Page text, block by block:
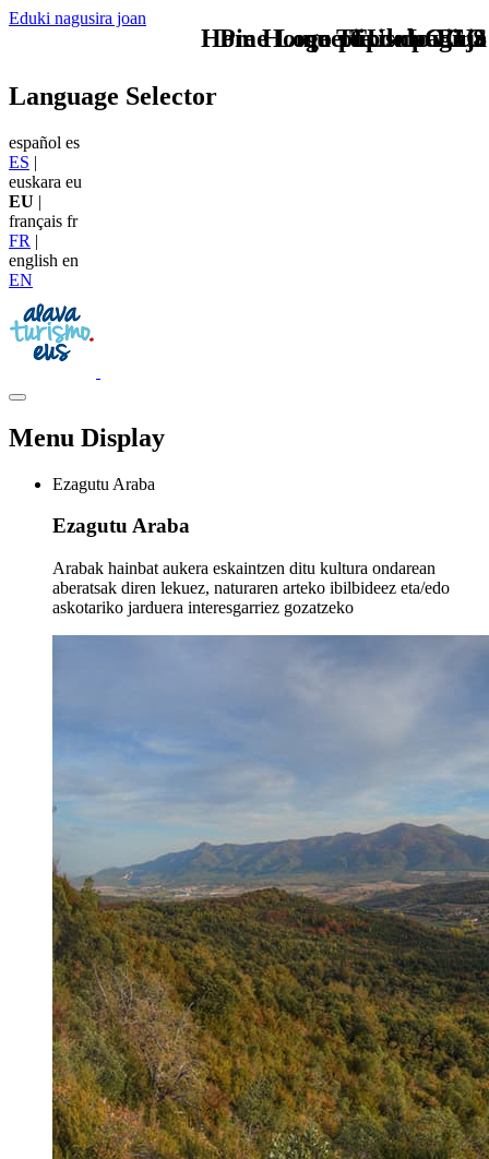
Eduki nagusira joan
TU - LOGO
Language Selector
español es
ES |
euskara eu
EU |
français fr
FR |
english en
EN
Menu Display
Ezagutu Araba
Ezagutu Araba
Arabak hainbat aukera eskaintzen ditu kultura ondarean
aberatsak diren lekuez, naturaren arteko ibilbideez eta/edo
askotariko jarduera interesgarriez gozatzeko
que tipo de viaje
Home Logo pie de página
Pie Home Turismo EUS